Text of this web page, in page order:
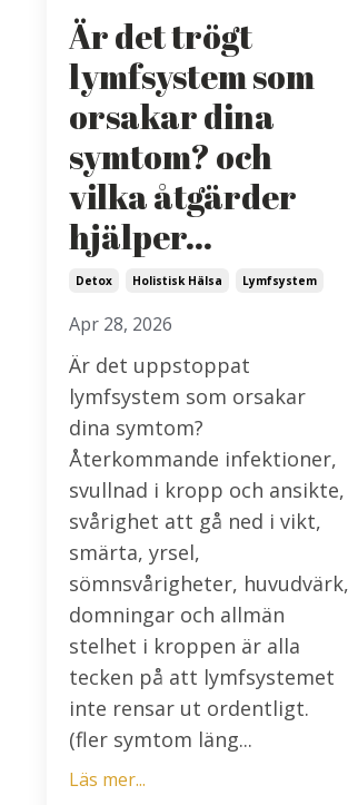
Är det trögt
lymfsystem som
orsakar dina
symtom? och
vilka åtgärder
hjälper…
Detox Holistisk Hälsa Lymfsystem
Apr 28, 2026
Är det uppstoppat
lymfsystem som orsakar
dina symtom?
Återkommande infektioner,
svullnad i kropp och ansikte,
svårighet att gå ned i vikt,
smärta, yrsel,
sömnsvårigheter, huvudvärk,
domningar och allmän
stelhet i kroppen är alla
tecken på att lymfsystemet
inte rensar ut ordentligt.
(fler symtom läng...
Läs mer...